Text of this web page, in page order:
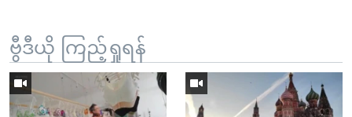
ဗွီဒီယို ကြည့်ရှုရန်